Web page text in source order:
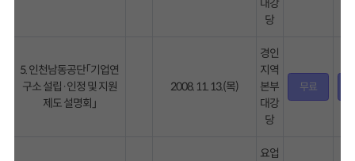
당
5. 인천남동공단「기업연
구소 설립·인정 및 지원
제도 설명회」
2008. 11. 13.(목)
경인
지역
본부
대강
당
무료
요업